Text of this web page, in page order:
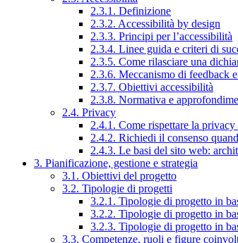
2.3.1. Definizione
2.3.2. Accessibilità by design
2.3.3. Principi per l’accessibilità
2.3.4. Linee guida e criteri di
2.3.5. Come rilasciare una
2.3.6. Meccanismo di feedback
2.3.7. Obiettivi accessibilità
2.3.8. Normativa e
2.4. Privacy
2.4.1. Come rispettare la
2.4.2. Richiedi il consenso
2.4.3. Le basi del sito web:
3. Pianificazione, gestione e strategia
3.1. Obiettivi del progetto
3.2. Tipologie di progetti
3.2.1. Tipologie di progetto in
3.2.2. Tipologie di progetto in
3.2.3. Tipologie di progetto in
3.3. Competenze, ruoli e figure